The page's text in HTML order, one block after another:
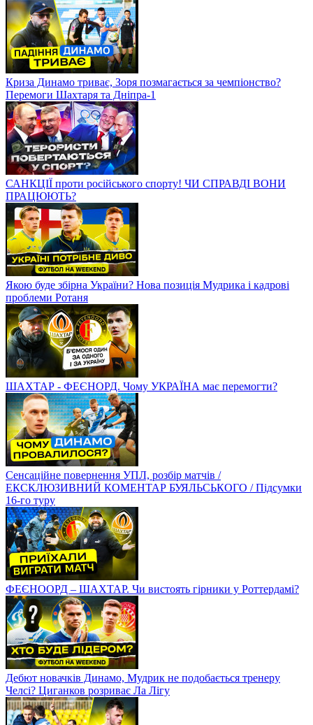
Криза Динамо триває, Зоря позмагається за чемпіонство?
Перемоги Шахтаря та Дніпра-1
САНКЦІЇ проти російського спорту! ЧИ СПРАВДІ ВОНИ
ПРАЦЮЮТЬ?
Якою буде збірна України? Нова позиція Мудрика і кадрові
проблеми Ротаня
ШАХТАР - ФЕЄНОРД. Чому УКРАЇНА має перемогти?
Сенсаційне повернення УПЛ, розбір матчів /
ЕКСКЛЮЗИВНИЙ КОМЕНТАР БУЯЛЬСЬКОГО / Підсумки
16-го туру
ФЕЄНООРД – ШАХТАР. Чи вистоять гірники у Роттердамі?
Дебют новачків Динамо, Мудрик не подобається тренеру
Челсі? Циганков розриває Ла Лігу